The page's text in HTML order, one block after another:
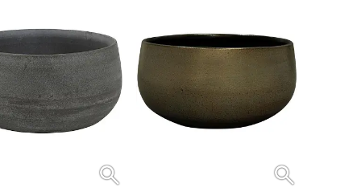
search search